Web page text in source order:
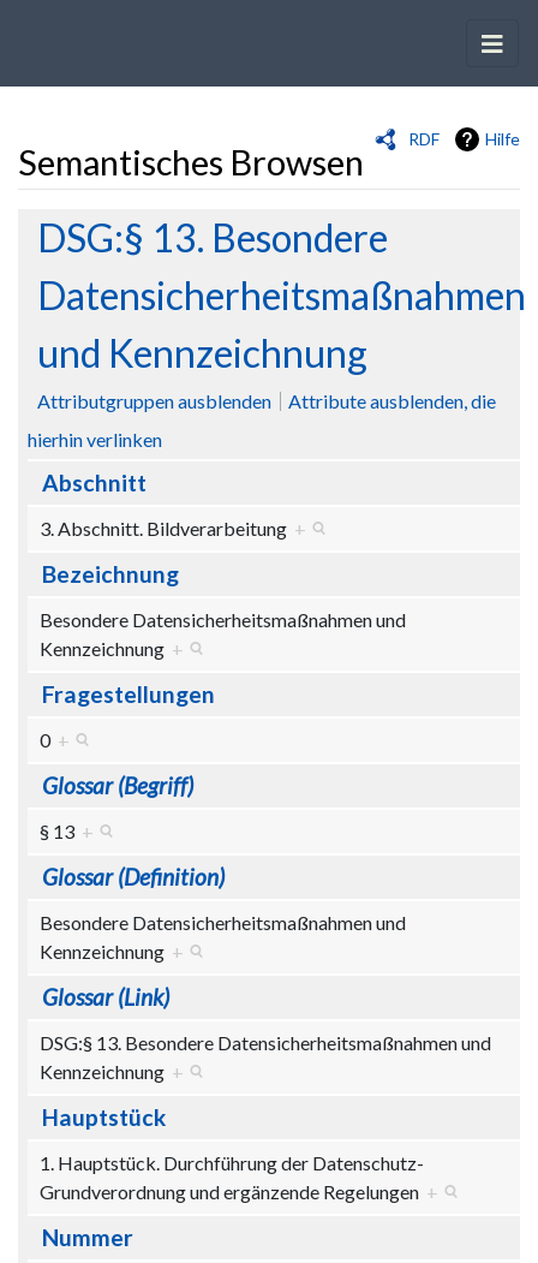
RDF Hilfe
Semantisches Browsen
Wechseln zu: Navigation,Suche
DSG:§ 13. Besondere
Datensicherheitsmaßnahmen
und Kennzeichnung
Attributgruppen ausblenden
Attribute ausblenden, die
hierhin verlinken
Abschnitt
3. Abschnitt. Bildverarbeitung +
Bezeichnung
Besondere Datensicherheitsmaßnahmen und
Kennzeichnung +
Fragestellungen
0 +
Glossar (Begriff)
§ 13 +
Glossar (Definition)
Besondere Datensicherheitsmaßnahmen und
Kennzeichnung +
Glossar (Link)
DSG:§ 13. Besondere Datensicherheitsmaßnahmen und
Kennzeichnung +
Hauptstück
1. Hauptstück. Durchführung der Datenschutz-
Grundverordnung und ergänzende Regelungen +
Nummer